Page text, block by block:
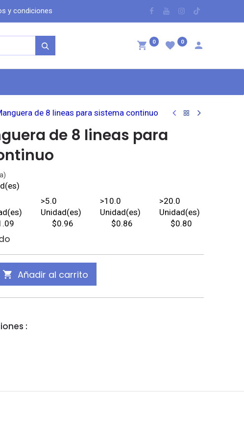
y condicio​nes
0 0
de 8 lineas para sistema continuo
de 8 lineas para
>5.0
Unidad(es)
$0.96
>10.0
Unidad(es)
$0.86
>20.0
Unidad(es)
$0.80
Añadir al carrito
: